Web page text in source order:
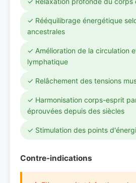
✓ Rééquilibrage énergétique
ancestrales
✓ Amélioration de la circulation
lymphatique
✓ Relâchement des tensions
✓ Harmonisation corps-esprit
éprouvées depuis des siècles
✓ Stimulation des points
Contre-indications